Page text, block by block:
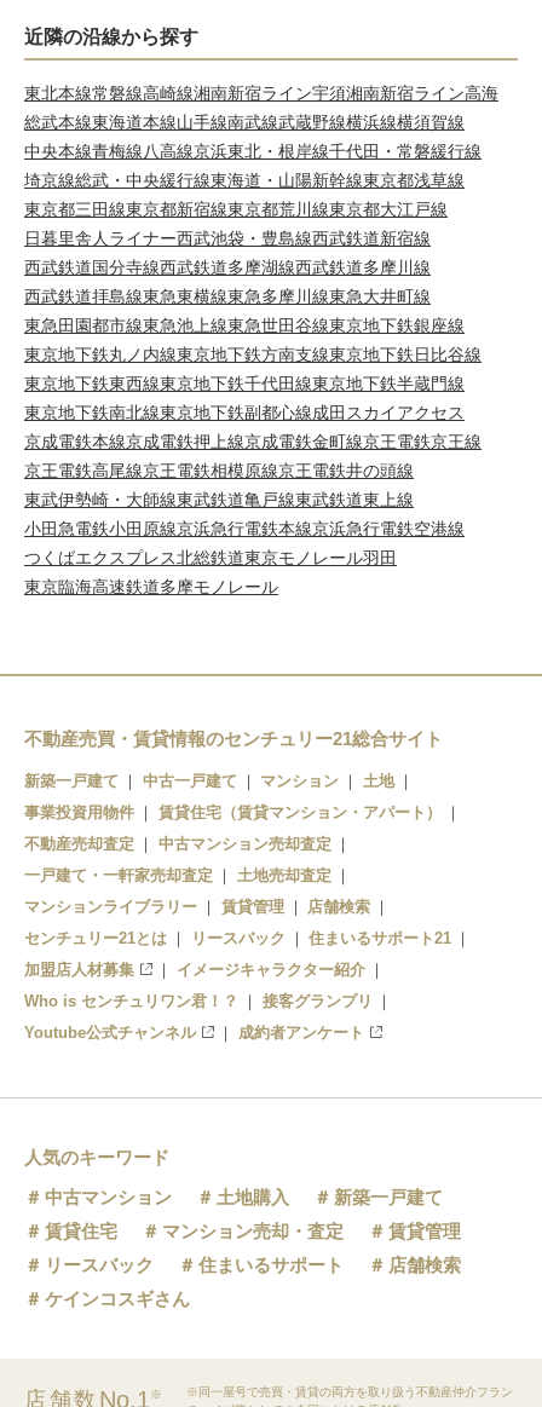
近隣の沿線から探す
東北本線常磐線高崎線湘南新宿ライン宇須湘南新宿ライン高海
総武本線東海道本線山手線南武線武蔵野線横浜線横須賀線
中央本線青梅線八高線京浜東北・根岸線千代田・常磐緩行線
埼京線総武・中央緩行線東海道・山陽新幹線東京都浅草線
東京都三田線東京都新宿線東京都荒川線東京都大江戸線
日暮里舎人ライナー西武池袋・豊島線西武鉄道新宿線
西武鉄道国分寺線西武鉄道多摩湖線西武鉄道多摩川線
西武鉄道拝島線東急東横線東急多摩川線東急大井町線
東急田園都市線東急池上線東急世田谷線東京地下鉄銀座線
東京地下鉄丸ノ内線東京地下鉄方南支線東京地下鉄日比谷線
東京地下鉄東西線東京地下鉄千代田線東京地下鉄半蔵門線
東京地下鉄南北線東京地下鉄副都心線成田スカイアクセス
京成電鉄本線京成電鉄押上線京成電鉄金町線京王電鉄京王線
京王電鉄高尾線京王電鉄相模原線京王電鉄井の頭線
東武伊勢崎・大師線東武鉄道亀戸線東武鉄道東上線
小田急電鉄小田原線京浜急行電鉄本線京浜急行電鉄空港線
つくばエクスプレス北総鉄道東京モノレール羽田
東京臨海高速鉄道多摩モノレール
不動産売買・賃貸情報のセンチュリー21総合サイト
新築一戸建て 中古一戸建て マンション
土地
事業投資用物件
賃貸住宅（賃貸マンション・アパート）
不動産売却査定
中古マンション売却査定
一戸建て・一軒家売却査定
土地売却査定
マンションライブラリー
賃貸管理
店舗検索
センチュリー21とは
リースバック
住まいるサポート21
加盟店人材募集
イメージキャラクター紹介
Who is センチュリワン君！？
接客グランプリ
Youtube公式チャンネル
成約者アンケート
人気のキーワード
中古マンション
土地購入
新築一戸建て
賃貸住宅
マンション売却・査定
賃貸管理
リースバック
住まいるサポート
店舗検索
ケインコスギさん
店舗数 No.1※
※同一屋号で売買・賃貸の両方を取り扱う不動産仲介フラン